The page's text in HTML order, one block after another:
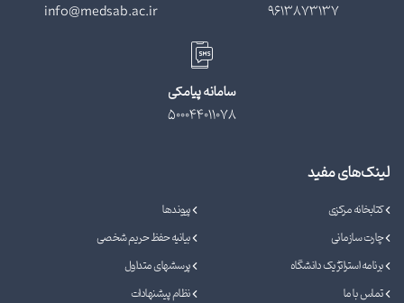
9613873137
info@medsab.ac.ir
سامانه پیامکی
500044011078
لینک‌های مفید
کتابخانه مرکزی
پیوندها
چارت سازمانی
بیانیه حفظ حریم شخصی
برنامه استراتژیک دانشگاه
پرسشهای متداول
تماس با ما
نظام پیشنهادات